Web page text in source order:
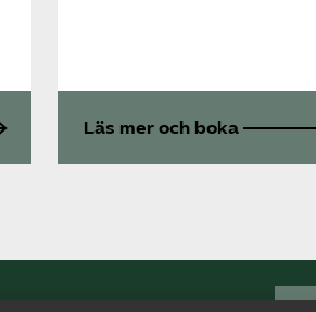
Läs mer och boka